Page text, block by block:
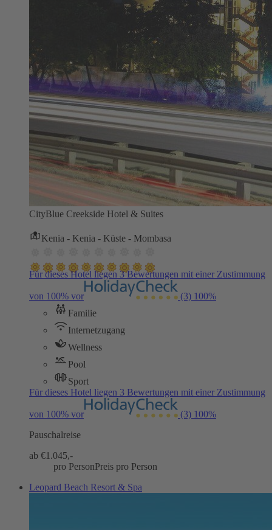
CityBlue Creekside Hotel & Suites
Kenia - Kenia - Küste - Mombasa
Für dieses Hotel liegen 3 Bewertungen mit einer Zustimmung
von 100% vor (3) 100%
Familie
Internetzugang
Wellness
Pool
Sport
Für dieses Hotel liegen 3 Bewertungen mit einer Zustimmung
von 100% vor (3) 100%
Pauschalreise
ab €1.045,-
pro PersonPreis pro Person
Leopard Beach Resort & Spa